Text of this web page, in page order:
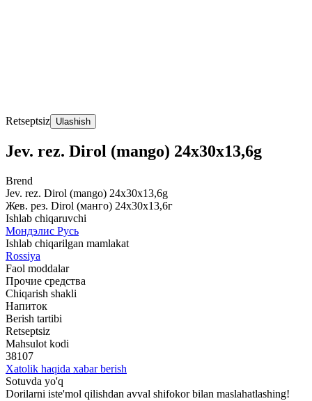
Retseptsiz Ulashish
Jev. rez. Dirol (mango) 24x30x13,6g
Brend
Jev. rez. Dirol (mango) 24x30x13,6g
Жев. рез. Dirol (манго) 24х30х13,6г
Ishlab chiqaruvchi
Мондэлис Русь
Ishlab chiqarilgan mamlakat
Rossiya
Faol moddalar
Прочие средства
Chiqarish shakli
Напиток
Berish tartibi
Retseptsiz
Mahsulot kodi
38107
Xatolik haqida xabar berish
Sotuvda yo'q
Dorilarni iste'mol qilishdan avval shifokor bilan maslahatlashing!